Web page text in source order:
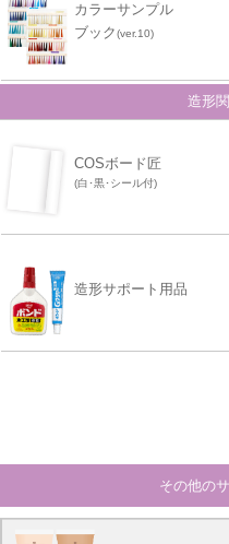
カラーサンプル
ブック(ver.10)
造形
COSボード匠
(白･黒･シール付)
造形サポート用品
その他の